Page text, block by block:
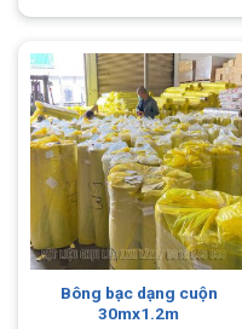
Bông bạc dạng cuộn
30mx1.2m